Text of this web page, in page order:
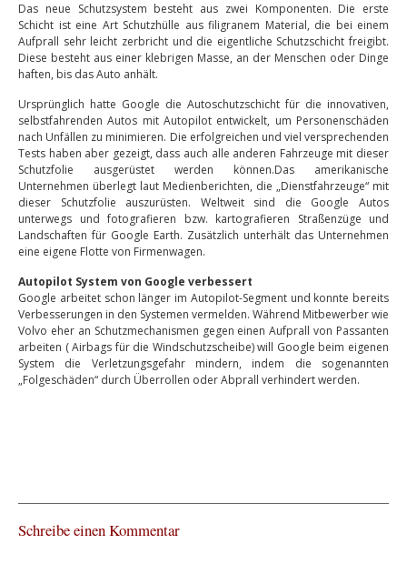
Das neue Schutzsystem besteht aus zwei Komponenten. Die erste
Schicht ist eine Art Schutzhülle aus filigranem Material, die bei einem
Aufprall sehr leicht zerbricht und die eigentliche Schutzschicht freigibt.
Diese besteht aus einer klebrigen Masse, an der Menschen oder Dinge
haften, bis das Auto anhält.
Ursprünglich hatte Google die Autoschutzschicht für die innovativen,
selbstfahrenden Autos mit Autopilot entwickelt, um Personenschäden
nach Unfällen zu minimieren. Die erfolgreichen und viel versprechenden
Tests haben aber gezeigt, dass auch alle anderen Fahrzeuge mit dieser
Schutzfolie ausgerüstet werden können.Das amerikanische
Unternehmen überlegt laut Medienberichten, die „Dienstfahrzeuge“ mit
dieser Schutzfolie auszurüsten. Weltweit sind die Google Autos
unterwegs und fotografieren bzw. kartografieren Straßenzüge und
Landschaften für Google Earth. Zusätzlich unterhält das Unternehmen
eine eigene Flotte von Firmenwagen.
Autopilot System von Google verbessert
Google arbeitet schon länger im Autopilot-Segment und konnte bereits
Verbesserungen in den Systemen vermelden. Während Mitbewerber wie
Volvo eher an Schutzmechanismen gegen einen Aufprall von Passanten
arbeiten ( Airbags für die Windschutzscheibe) will Google beim eigenen
System die Verletzungsgefahr mindern, indem die sogenannten
„Folgeschäden“ durch Überrollen oder Abprall verhindert werden.
Schreibe einen Kommentar